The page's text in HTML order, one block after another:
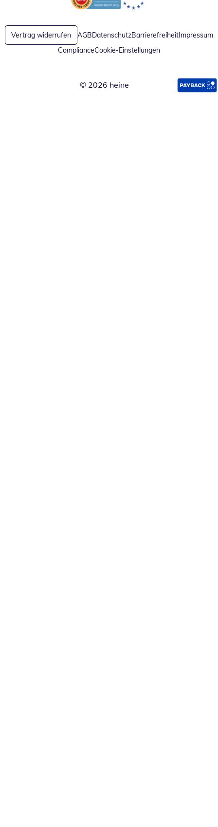
Öffnet in neuem FensterÖffnet in neuem Fenster
Vertrag widerrufen AGBDatenschutzBarrierefreiheitImpressum
ComplianceCookie-Einstellungen
© 2026 heine